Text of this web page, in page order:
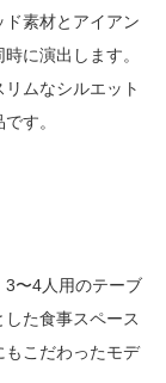
素材とアイアン
に演出します。
ムなシルエット
す。
3〜4人用のテーブ
た食事スペース
もこだわったモデ